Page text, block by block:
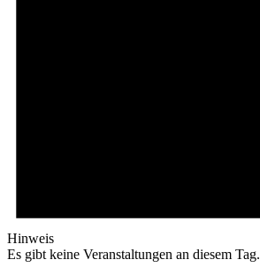
Hinweis
Es gibt keine Veranstaltungen an diesem Tag.